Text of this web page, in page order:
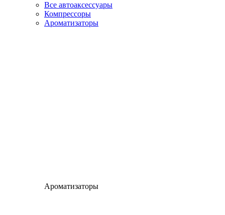
Все автоаксессуары
Компрессоры
Ароматизаторы
Ароматизаторы